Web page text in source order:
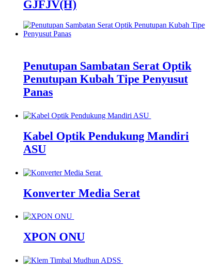
GJFJV(H)
Penutupan Sambatan Serat Optik
Penutupan Kubah Tipe Penyusut
Panas
Kabel Optik Pendukung Mandiri
ASU
Konverter Media Serat
XPON ONU